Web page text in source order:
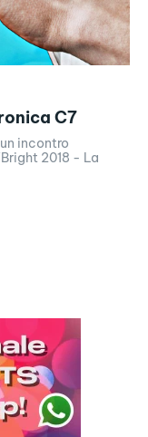
C7
incontro
2018 - La